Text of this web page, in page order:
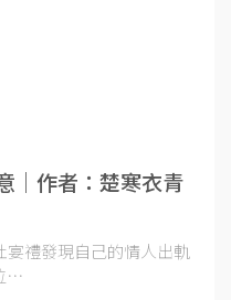
｜作者：楚寒衣青
宴禮發現自己的情人出軌
⋯